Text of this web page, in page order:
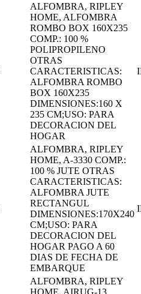
ALFOMBRA, RIPLEY
HOME, ALFOMBRA
ROMBO BOX 160X235
COMP.: 100 %
POLIPROPILENO
OTRAS
CARACTERISTICAS:
ALFOMBRA ROMBO
BOX 160X235
DIMENSIONES:160 X
235 CM;USO: PARA
DECORACION DEL
HOGAR
ALFOMBRA, RIPLEY
HOME, A-3330 COMP.:
100 % JUTE OTRAS
CARACTERISTICAS:
ALFOMBRA JUTE
RECTANGUL
DIMENSIONES:170X240
CM;USO: PARA
DECORACION DEL
HOGAR PAGO A 60
DIAS DE FECHA DE
EMBARQUE
ALFOMBRA, RIPLEY
HOME, AIRUG-13